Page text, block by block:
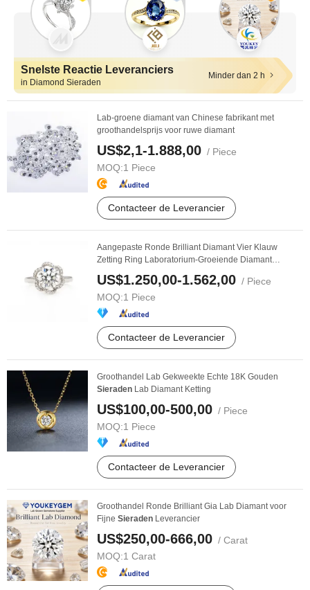
Snelste Reactie Leveranciers
in Diamond Sieraden
Minder dan 2 h
Lab-groene diamant van Chinese fabrikant met
groothandelsprijs voor ruwe diamant
US$2,1-1.888,00 / Piece
MOQ:1 Piece
Contacteer de Leverancier
Aangepaste Ronde Brilliant Diamant Vier Klauw
Zetting Ring Laboratorium-Groeiende Diamant
Sieraden
US$1.250,00-1.562,00 / Piece
MOQ:1 Piece
Contacteer de Leverancier
Groothandel Lab Gekweekte Echte 18K Gouden
Sieraden Lab Diamant Ketting
US$100,00-500,00 / Piece
MOQ:1 Piece
Contacteer de Leverancier
Groothandel Ronde Brilliant Gia Lab Diamant voor
Fijne Sieraden Leverancier
US$250,00-666,00 / Carat
MOQ:1 Carat